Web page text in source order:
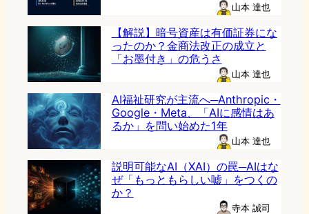
山本 達也
【解説】暗号資産は有価証券にな
ったのか？金商法改正の成立と
「お墨付き」の危うさ
山本 達也
AI福祉研究が主流へ─Anthropic・
Google・Meta、「AIに感情はあ
るか」を問い始めた1年
山本 達也
説明可能なAI（XAI）の罠─AIはな
ぜ「もっともらしい嘘」をつくの
か？
寺本 誠司